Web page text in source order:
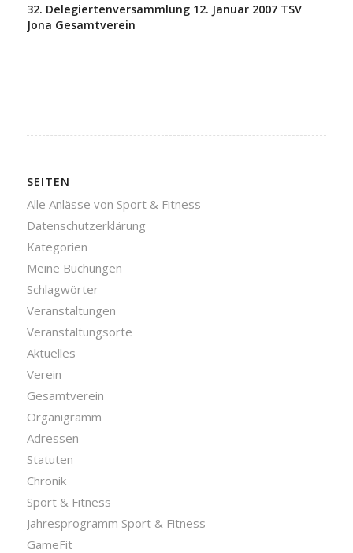
32. Delegiertenversammlung 12. Januar 2007 TSV
Jona Gesamtverein
SEITEN
Alle Anlässe von Sport & Fitness
Datenschutzerklärung
Kategorien
Meine Buchungen
Schlagwörter
Veranstaltungen
Veranstaltungsorte
Aktuelles
Verein
Gesamtverein
Organigramm
Adressen
Statuten
Chronik
Sport & Fitness
Jahresprogramm Sport & Fitness
GameFit